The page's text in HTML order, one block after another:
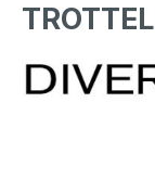
Bildergalerie